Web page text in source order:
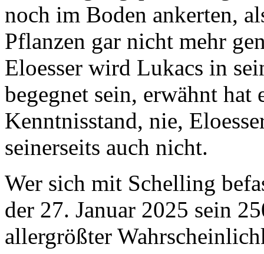
noch im Boden ankerten,
Pflanzen gar nicht mehr
Eloesser wird Lukacs in
begegnet sein, erwähnt
Kenntnisstand, nie,
seinerseits auch nicht.
Wer sich mit Schelling
der 27. Januar 2025 sein
allergrößter